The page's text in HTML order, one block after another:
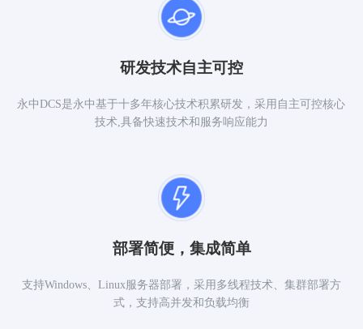
研发技术自主可控
永中DCS是永中基于十多年核心技术积累研发，采用自主可控核心
技术,具备快速技术和服务响应能力
部署简便，集成简单
支持Windows、Linux服务器部署，采用多线程技术、集群部署方
式，支持高并发和负载均衡